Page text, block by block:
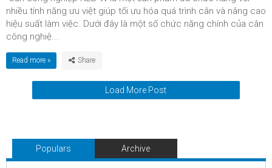
nhiều tính năng ưu việt giúp tối ưu hóa quá trình cân và nâng cao
hiệu suất làm việc. Dưới đây là một số chức năng chính của cân
công nghiệ...
Read more »
Load More Post
Populars Archive